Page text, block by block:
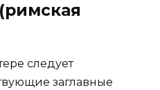
следует
заглавные